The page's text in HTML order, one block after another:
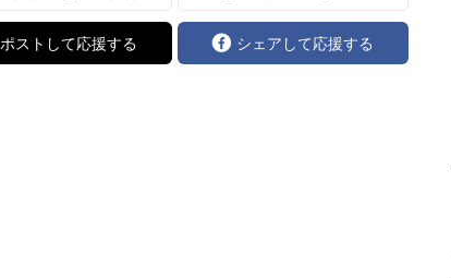
ポストして応援する シェアして応援する